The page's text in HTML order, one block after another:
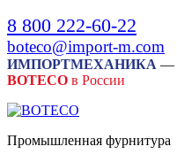
Skip
to
content
Menu
Close
8 800 222-60-22
boteco@import-m.com
ИМПОРТМЕХАНИКА —
BOTECO в России
Промышленная фурнитура